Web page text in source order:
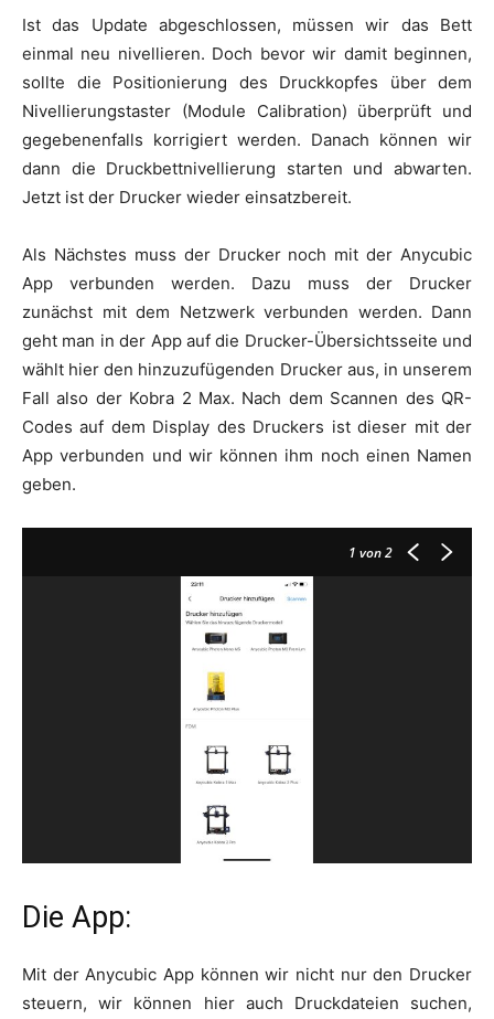
Ist das Update abgeschlossen, müssen wir das Bett
einmal neu nivellieren. Doch bevor wir damit beginnen,
sollte die Positionierung des Druckkopfes über dem
Nivellierungstaster (Module Calibration) überprüft und
gegebenenfalls korrigiert werden. Danach können wir
dann die Druckbettnivellierung starten und abwarten.
Jetzt ist der Drucker wieder einsatzbereit.
Als Nächstes muss der Drucker noch mit der Anycubic
App verbunden werden. Dazu muss der Drucker
zunächst mit dem Netzwerk verbunden werden. Dann
geht man in der App auf die Drucker-Übersichtsseite und
wählt hier den hinzuzufügenden Drucker aus, in unserem
Fall also der Kobra 2 Max. Nach dem Scannen des QR-
Codes auf dem Display des Druckers ist dieser mit der
App verbunden und wir können ihm noch einen Namen
geben.
1 von 2
Die App:
Mit der Anycubic App können wir nicht nur den Drucker
steuern, wir können hier auch Druckdateien suchen,